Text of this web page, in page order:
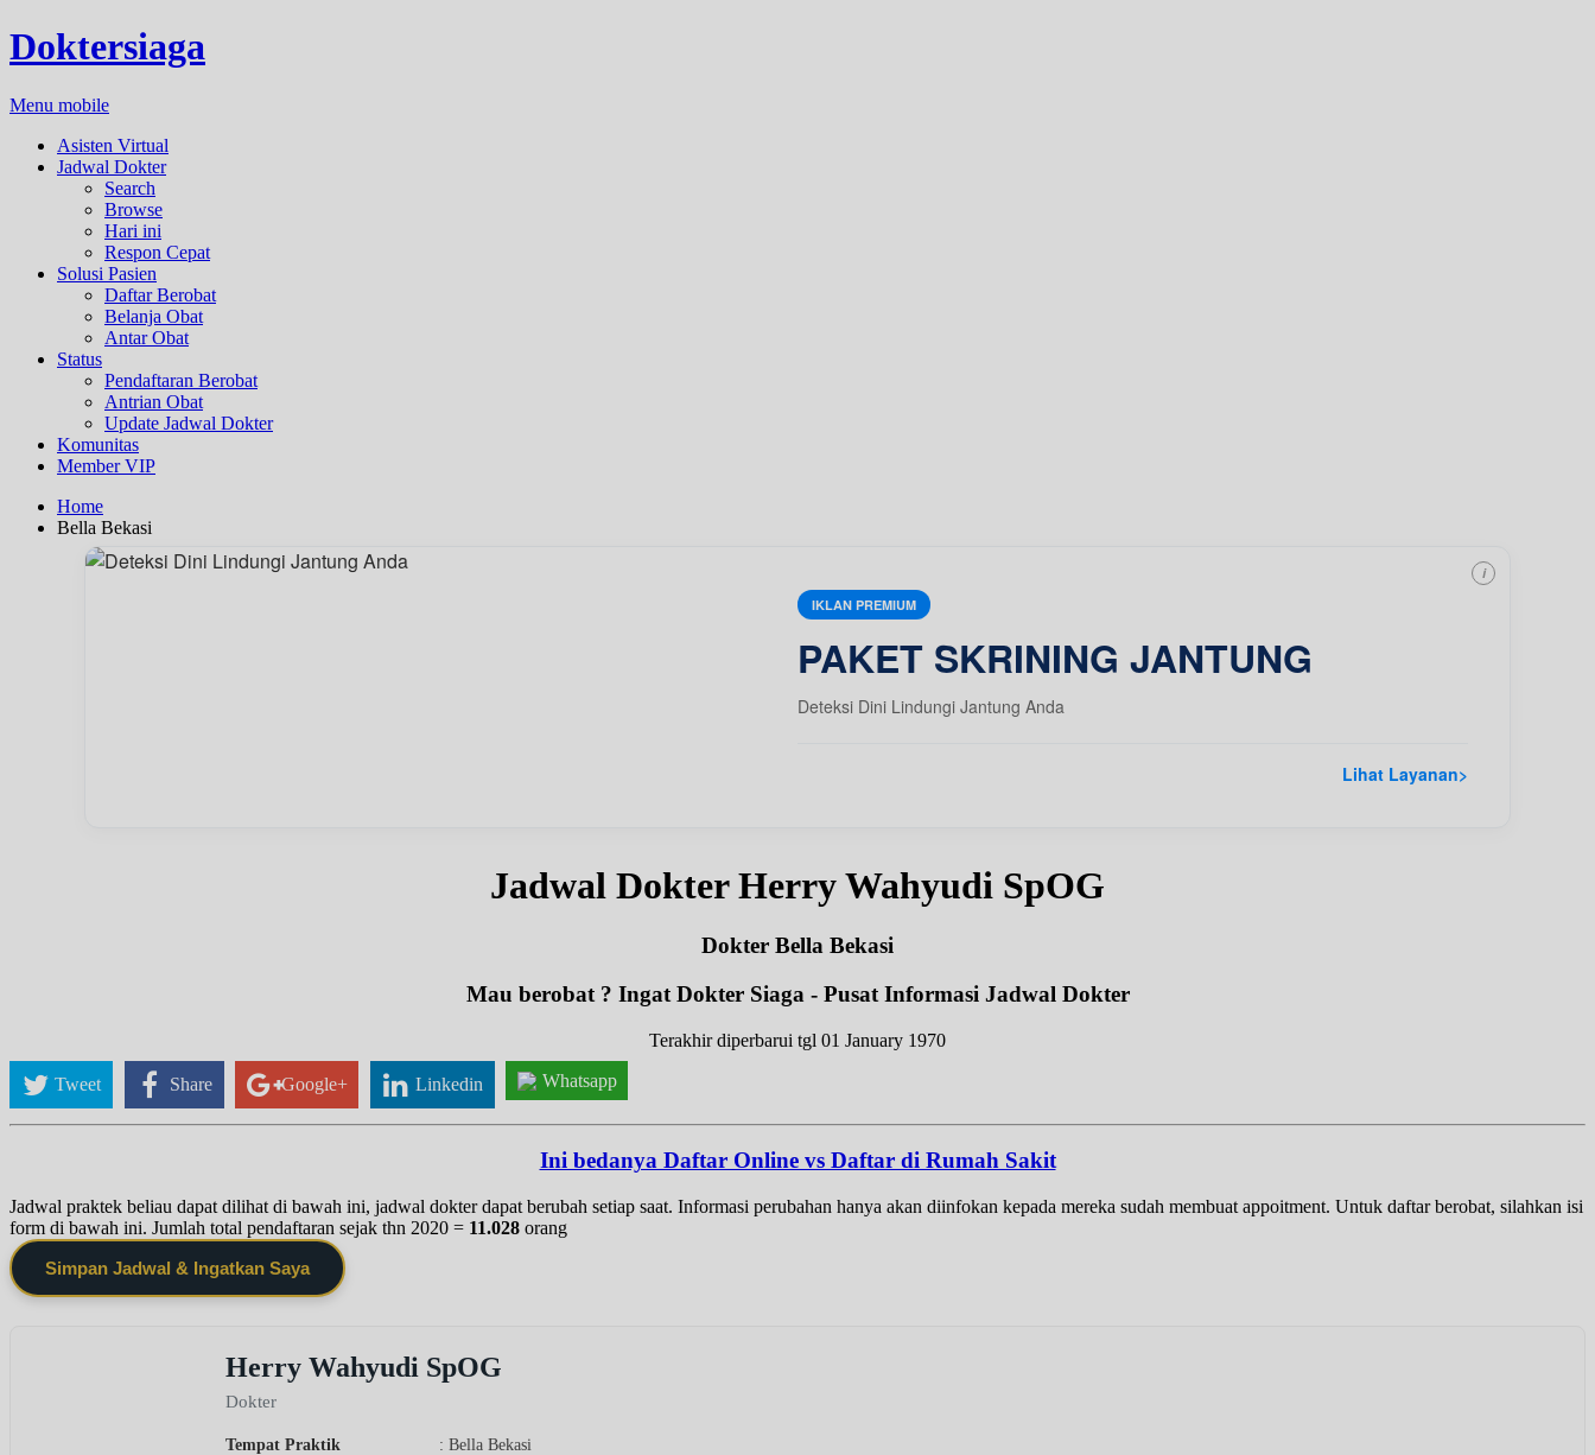
Doktersiaga
Menu mobile
Asisten Virtual
Jadwal Dokter
Search
Browse
Hari ini
Respon Cepat
Solusi Pasien
Daftar Berobat
Belanja Obat
Antar Obat
Status
Pendaftaran Berobat
Antrian Obat
Update Jadwal Dokter
Komunitas
Member VIP
Home
Bella Bekasi
IKLAN PREMIUM
PAKET SKRINING JANTUNG
Deteksi Dini Lindungi Jantung Anda
Lihat Layanan>
i
Jadwal Dokter Herry Wahyudi SpOG
Dokter Bella Bekasi
Mau berobat ? Ingat Dokter Siaga - Pusat Informasi Jadwal Dokter
Terakhir diperbarui tgl 01 January 1970
Tweet Share Google+ Linkedin Whatsapp
Ini bedanya Daftar Online vs Daftar di Rumah Sakit
Jadwal praktek beliau dapat dilihat di bawah ini, jadwal dokter dapat berubah setiap saat. Informasi perubahan hanya akan diinfokan kepada mereka sudah membuat appoitment. Untuk daftar berobat, silahkan isi
form di bawah ini. Jumlah total pendaftaran sejak thn 2020 = 11.028 orang
Simpan Jadwal & Ingatkan Saya
Herry Wahyudi SpOG
Dokter
Tempat Praktik
: Bella Bekasi